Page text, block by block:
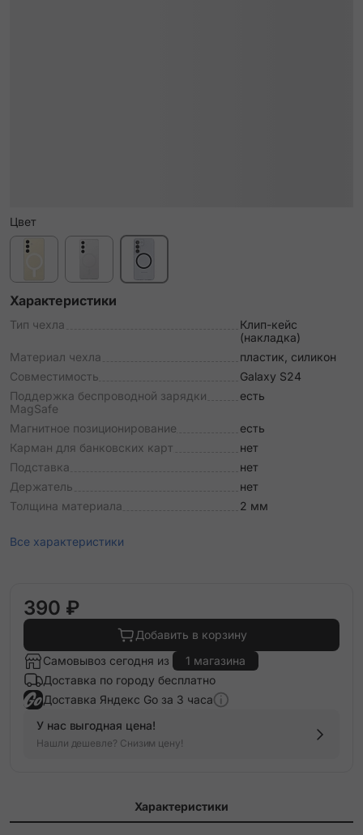
Цвет
Характеристики
Тип чехла
Клип-кейс
(накладка)
Материал чехла
пластик, силикон
Совместимость
Galaxy S24
Поддержка беспроводной зарядки
MagSafe
есть
Магнитное позиционирование
есть
Карман для банковских карт
нет
Подставка
нет
Держатель
нет
Толщина материала
2 мм
Все характеристики
390 ₽
Добавить в корзину
Самовывоз сегодня из
1 магазина
Доставка по городу бесплатно
Доставка Яндекс Go за 3 часа
У нас выгодная цена!
Нашли дешевле? Снизим цену!
Характеристики